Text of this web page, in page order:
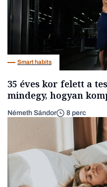
Smart habits
35 éves kor felett a
mindegy, hogyan
Németh Sándor 8 perc